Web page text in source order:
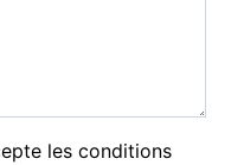
les conditions